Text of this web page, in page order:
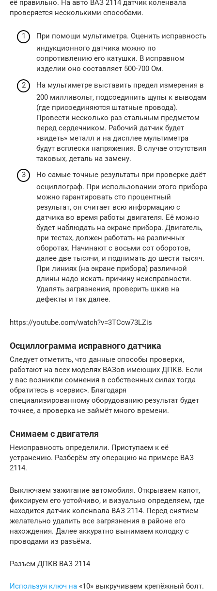
её правильно. На авто ВАЗ 2114 датчик коленвала
проверяется несколькими способами.
При помощи мультиметра. Оценить исправность
индукционного датчика можно по
сопротивлению его катушки. В исправном
изделии оно составляет 500-700 Ом.
На мультиметре выставить предел измерения в
200 милливольт, подсоединить щупы к выводам
(где присоединяются штатные провода).
Провести несколько раз стальным предметом
перед сердечником. Рабочий датчик будет
«видеть» металл и на дисплее мультиметра
будут всплески напряжения. В случае отсутствия
таковых, деталь на замену.
Но самые точные результаты при проверке даёт
осциллограф. При использовании этого прибора
можно гарантировать сто процентный
результат, он считает всю информацию с
датчика во время работы двигателя. Её можно
будет наблюдать на экране прибора. Двигатель,
при тестах, должен работать на различных
оборотах. Начинают с восьми сот оборотов,
далее две тысячи, и поднимать до шести тысяч.
При линиях (на экране прибора) различной
длины надо искать причину неисправности.
Удалять загрязнения, проверить шкив на
дефекты и так далее.
https://youtube.com/watch?v=3TCcw73LZis
Осциллограмма исправного датчика
Следует отметить, что данные способы проверки,
работают на всех моделях ВАЗов имеющих ДПКВ. Если
у вас возникли сомнения в собственных силах тогда
обратитесь в «сервис». Благодаря
специализированному оборудованию результат будет
точнее, а проверка не займёт много времени.
Снимаем с двигателя
Неисправность определили. Приступаем к её
устранению. Разберём эту операцию на примере ВАЗ
2114.
Выключаем зажигание автомобиля. Открываем капот,
фиксируем его устойчиво, и визуально определяем, где
находится датчик коленвала ВАЗ 2114. Перед снятием
желательно удалить все загрязнения в районе его
нахождения. Далее аккуратно вынимаем колодку с
проводами из разъёма.
Разъем ДПКВ ВАЗ 2114
Используя ключ на «10» выкручиваем крепёжный болт.